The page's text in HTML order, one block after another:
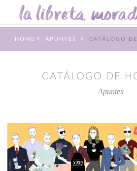
HOME APUNTES CATÁLOGO
CATÁLOGO DE
Apuntes